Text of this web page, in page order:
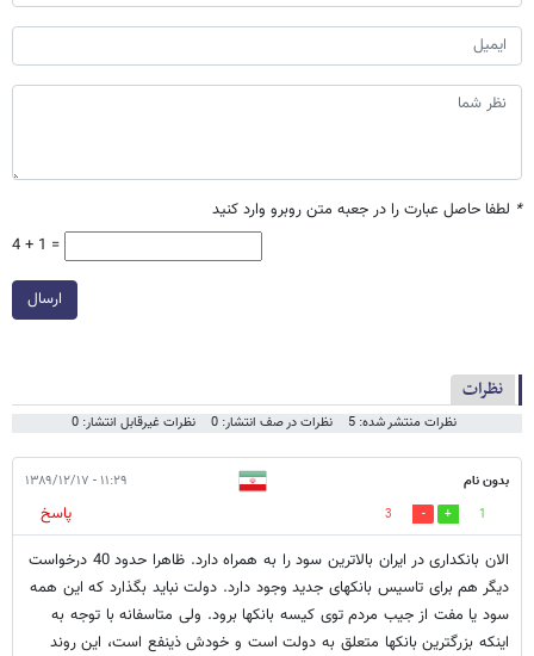
* لطفا حاصل عبارت را در جعبه متن روبرو وارد کنید
4 + 1 =
ارسال
نظرات
نظرات منتشر شده: 5 نظرات در صف انتشار: 0 نظرات غیرقابل انتشار: 0
بدون نام ۱۱:۲۹ - ۱۳۸۹/۱۲/۱۷
1
3
پاسخ
الان بانکداری در ایران بالاترین سود را به همراه دارد. ظاهرا حدود 40 درخواست
دیگر هم برای تاسیس بانکهای جدید وجود دارد. دولت نباید بگذارد که این همه
سود یا مفت از جیب مردم توی کیسه بانکها برود. ولی متاسفانه با توجه به
اینکه بزرگترین بانکها متعلق به دولت است و خودش ذینفع است، این روند